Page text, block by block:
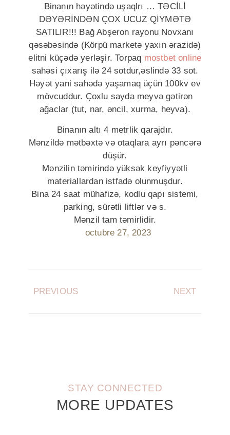
Binanın həyətində uşaqlrı … TƏCİLİ
DƏYƏRİNDƏN ÇOX UCUZ QİYMƏTƏ
SATILIR!!! Bağ Abşeron rayonu Novxanı
qəsəbəsində (Körpü marketə yaxın ərazidə)
elitni küçədə yerləşir. Torpaq mostbet online
sahəsi çıxarış ilə 24 sotdur,əslində 33 sot.
Həyət yani sahədə yaşamaq üçün 100kv ev
mövcuddur. Çoxlu sayda meyvə gətirən
ağaclar (tut, nar, əncil, xurma, heyva).
Binanın altı 4 metrlik qarajdır.
Mənzildə mətbəxtə və otaqlara ayrı pəncərə
düşür.
Mənzilin təmirində yüksək keyfiyyətli
materiallardan istfadə olunmuşdur.
Bina 24 saat mühafizə, kodlu qapı sistemi,
parking, sürətli liftlər və s.
Mənzil tam təmirlidir.
octubre 27, 2023
PREVIOUS NEXT
STAY CONNECTED
MORE UPDATES